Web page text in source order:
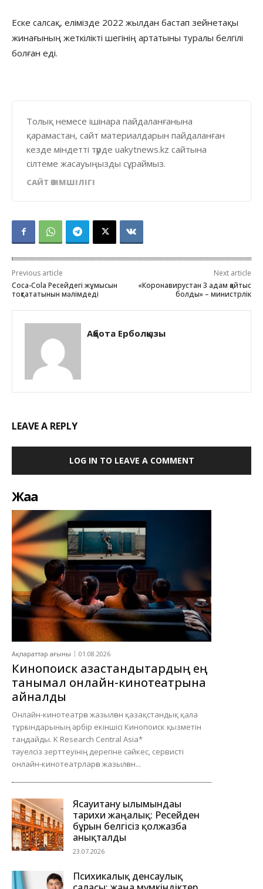
Еске салсақ, елімізде 2022 жылдан бастап зейнетақы
жинағының жеткілікті шегінің артатыны туралы белгілі
болған еді.
Толық немесе ішінара пайдаланғанына
қарамастан, сайт материалдарын пайдаланған
кезде міндетті түрде uakytnews.kz сайтына
сілтеме жасауыңызды сұраймыз.
САЙТ ӘКІМШІЛІГІ
Previous article
Coca-Cola Ресейдегі жұмысын
тоқтататынын мәлімдеді
Next article
«Коронавирустан 3 адам қайтыс
болды» – министрлік
Ақбота Ерболқызы
LEAVE A REPLY
LOG IN TO LEAVE A COMMENT
Жаңа
Ақпараттар ағыны 01.08.2026
Кинопоиск қазақстандықтардың ең
танымал онлайн-кинотеатрына
айналды
Онлайн-кинотеатрға жазылған қазақстандық қала
тұрғындарының әрбір екіншісі Кинопоиск қызметін
таңдайды. K Research Central Asia*
тәуелсіз зерттеуінің дерегіне сәйкес, сервисті
онлайн-кинотеатрларға жазылған...
Ясауитану ғылымындағы
тарихи жаңалық: Ресейден
бұрын белгісіз қолжазба
анықталды
23.07.2026
Психикалық денсаулық